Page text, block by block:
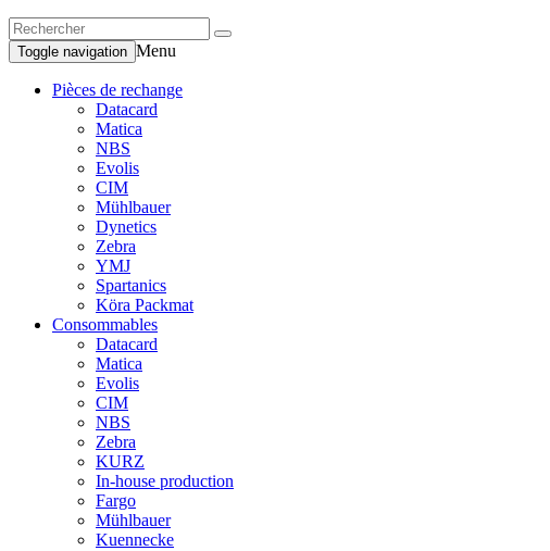
Toggle navigation Menu
Pièces de rechange
Datacard
Matica
NBS
Evolis
CIM
Mühlbauer
Dynetics
Zebra
YMJ
Spartanics
Köra Packmat
Consommables
Datacard
Matica
Evolis
CIM
NBS
Zebra
KURZ
In-house production
Fargo
Mühlbauer
Kuennecke